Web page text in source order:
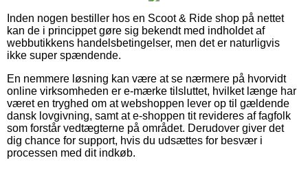
Inden nogen bestiller hos en Scoot & Ride shop på nettet
kan de i princippet gøre sig bekendt med indholdet af
webbutikkens handelsbetingelser, men det er naturligvis
ikke super spændende.
En nemmere løsning kan være at se nærmere på hvorvidt
online virksomheden er e-mærke tilsluttet, hvilket længe har
været en tryghed om at webshoppen lever op til gældende
dansk lovgivning, samt at e-shoppen tit revideres af fagfolk
som forstår vedtægterne på området. Derudover giver det
dig chance for support, hvis du udsættes for besvær i
processen med dit indkøb.